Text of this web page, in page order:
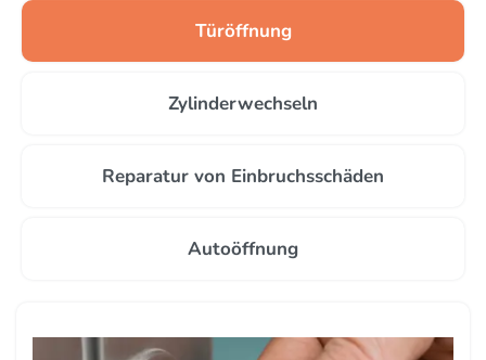
Türöffnung
Zylinderwechseln
Reparatur von Einbruchsschäden
Autoöffnung